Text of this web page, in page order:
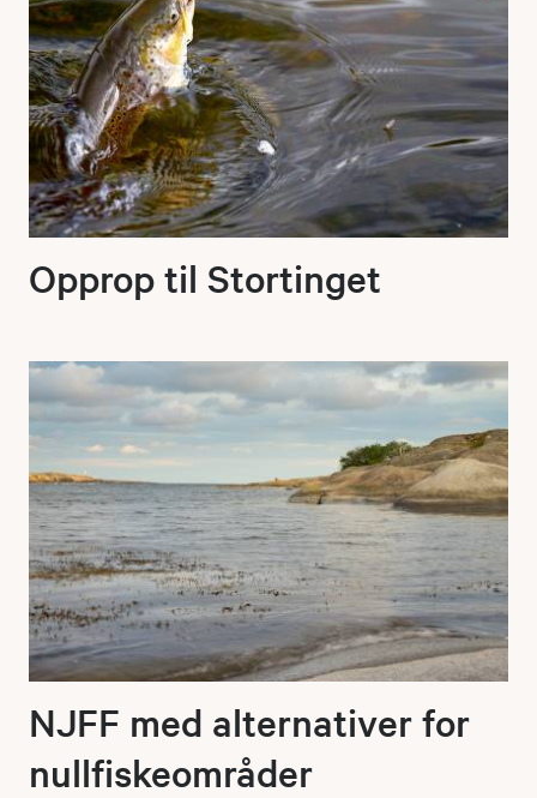
Opprop til Stortinget
NJFF med alternativer for
nullfiskeområder